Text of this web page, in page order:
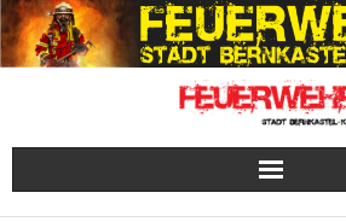
Skip
to
content